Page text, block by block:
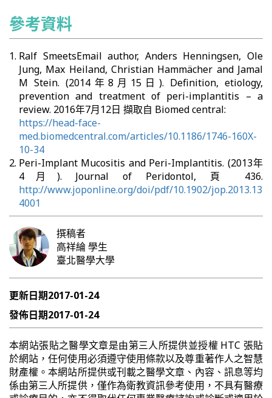
參考資料
Ralf SmeetsEmail author, Anders Henningsen, Ole
Jung, Max Heiland, Christian Hammächer and Jamal
M Stein. (2014年8月15日). Definition, etiology,
prevention and treatment of peri-implantitis – a
review. 2016年7月12日 擷取自 Biomed central:
https://head-face-
med.biomedcentral.com/articles/10.1186/1746-160X-
10-34
Peri-Implant Mucositis and Peri-Implantitis. (2013年
4月). Journal of Peridontol, 頁 436.
http://www.joponline.org/doi/pdf/10.1902/jop.2013.13
4001
撰稿者
高祥綸學生
臺北醫學大學
更新日期2017-01-24
發佈日期2017-01-24
本網站張貼之醫學文章是由第三人所提供並授權 HTC 張貼
於網站，任何使用必須遵守使用條款以及尊重著作人之智慧
財產權。本網站所提供或刊載之醫學文章、內容、訊息等均
係由第三人所提供，僅作為衛教資訊參考使用，不具有醫療